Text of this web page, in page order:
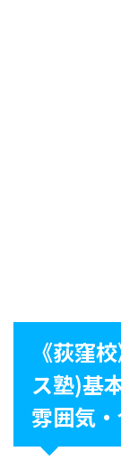
《荻窪
ス塾)基
雰囲気